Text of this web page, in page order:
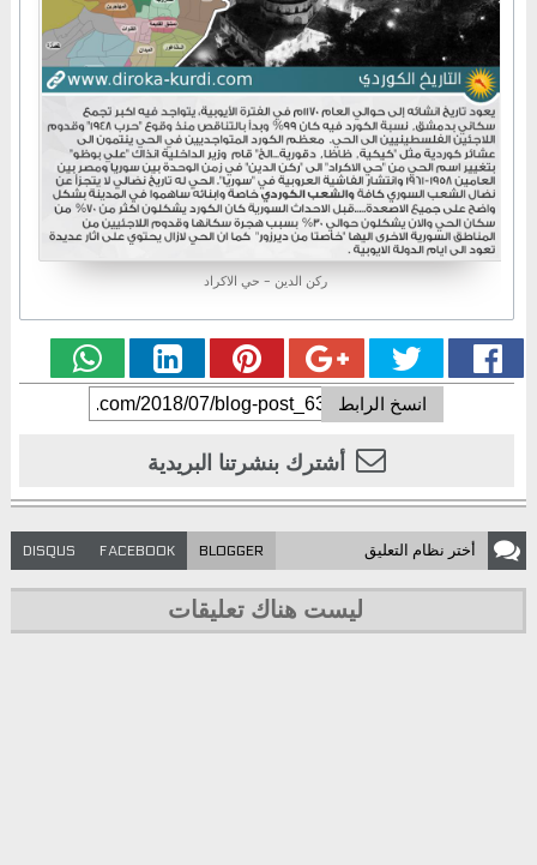
انسخ الرابط
أشترك بنشرتنا البريدية
أختر نظامالتعليق BLOGGER
FACEBOOK
DISQUS
ليست هناك تعليقات